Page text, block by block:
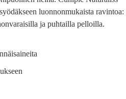
luonnonmukaista ravintoa:
ja puhtailla pelloilla.